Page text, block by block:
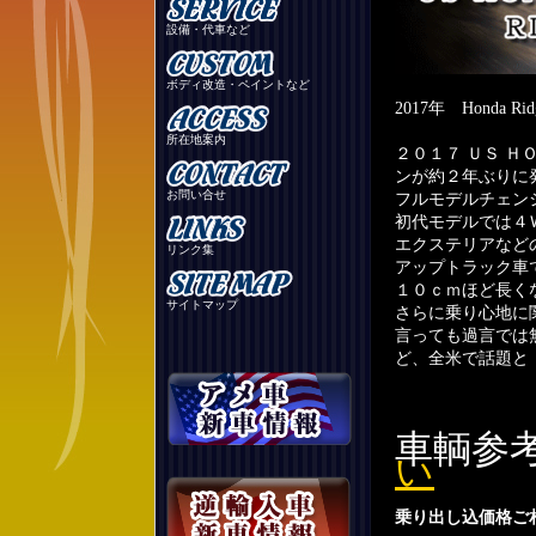
設備・代車など
ボディ改造・ペイントなど
所在地案内
お問い合せ
リンク集
サイトマップ
2017年 Honda
２０１７ ＵＳ Ｈ
ンが約２年ぶりに
フルモデルチェン
初代モデルでは４
エクステリアなど
アップトラック車
１０ｃｍほど長く
さらに乗り心地に
言っても過言では
ど、全米で話題と
車輌
い
乗り出し込価格ご